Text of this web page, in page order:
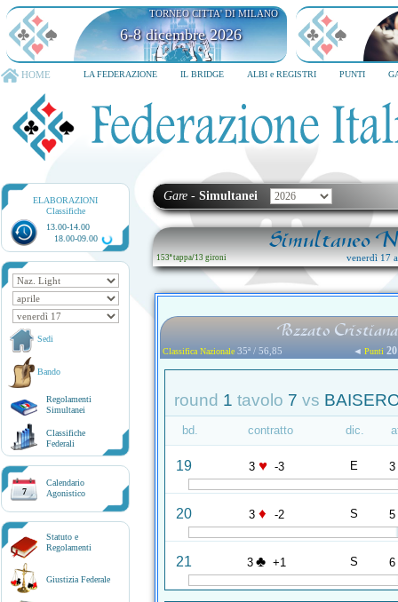
TORNEO CITTA' DI MILANO
6-8 dicembre 2026
HOME LA FEDERAZIONE IL BRIDGE ALBI e REGISTRI PUNTI
ELABORAZIONI
Classifiche
13.00-14.00
18.00-09.00
Sedi
Bando
Regolamenti
Simultanei
Classifiche
Federali
7
Calendario
Agonistico
Statuto e
Regolamenti
Giustizia Federale
Gare - Simultanei
Simultaneo
153ª tappa/13 gironi venerdì 17
Pozzato
Classifica Nazionale 35ª / 56,85 ◄ Punti 20
round 1 tavolo 7 vs
bd. contratto dic.
19 3 ♥ -3 E 3
20 3 ♦ -2 S 5
21 3 ♣ +1 S 6